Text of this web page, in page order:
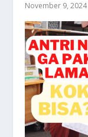
November 9, 2024